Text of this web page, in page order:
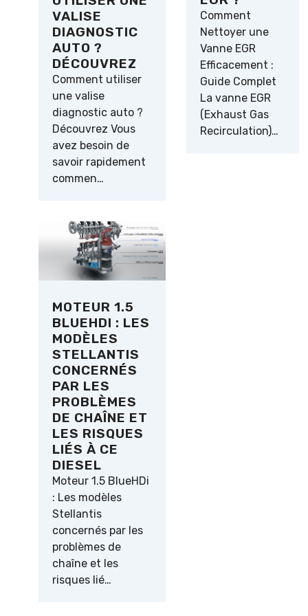
VALISE
DIAGNOSTIC
AUTO ?
DÉCOUVREZ
Comment utiliser
une valise
diagnostic auto ?
Découvrez Vous
avez besoin de
savoir rapidement
commen…
Comment
Nettoyer une
Vanne EGR
Efficacement :
Guide Complet
La vanne EGR
(Exhaust Gas
Recirculation)…
MOTEUR 1.5
BLUEHDI : LES
MODÈLES
STELLANTIS
CONCERNÉS
PAR LES
PROBLÈMES
DE CHAÎNE ET
LES RISQUES
LIÉS À CE
DIESEL
Moteur 1.5 BlueHDi
: Les modèles
Stellantis
concernés par les
problèmes de
chaîne et les
risques lié…